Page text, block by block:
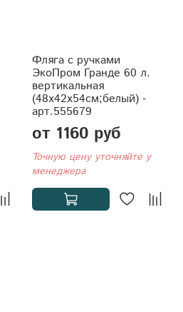
Фляга с ручками
ЭкоПром Гранде 60 л.
вертикальная
(48x42x54см;белый) -
арт.555679
от 1160 руб
Точную цену уточняйте у
менеджера